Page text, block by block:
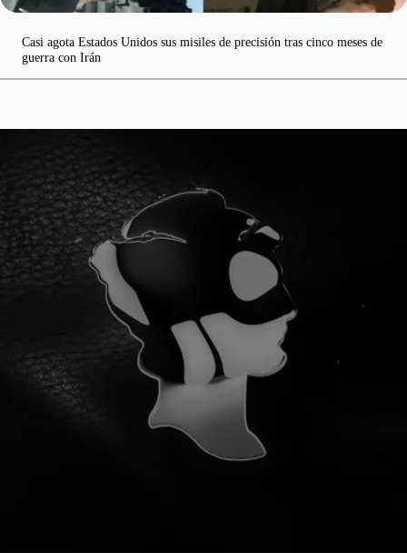
Casi agota Estados Unidos sus misiles de precisión tras cinco meses de
guerra con Irán
SOMOS